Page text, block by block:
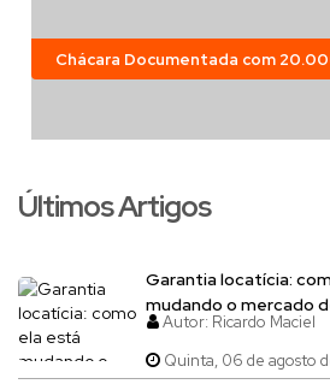
Últimos Artigos
Garantia locatícia:
mudando o mercado
imóveis em Curitiba
Autor: Ricardo Maciel
Quinta, 06 de agosto